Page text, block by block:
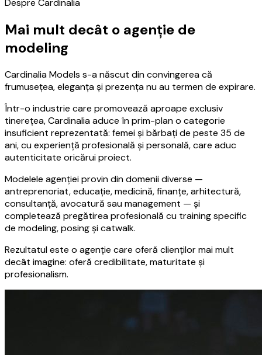
Despre Cardinalia
Mai mult decât o agenție de
modeling
Cardinalia Models s-a născut din convingerea că
frumusețea, eleganța și prezența nu au termen de expirare.
Într-o industrie care promovează aproape exclusiv
tinerețea, Cardinalia aduce în prim-plan o categorie
insuficient reprezentată: femei și bărbați de peste 35 de
ani, cu experiență profesională și personală, care aduc
autenticitate oricărui proiect.
Modelele agenției provin din domenii diverse —
antreprenoriat, educație, medicină, finanțe, arhitectură,
consultanță, avocatură sau management — și
completează pregătirea profesională cu training specific
de modeling, posing și catwalk.
Rezultatul este o agenție care oferă clienților mai mult
decât imagine: oferă credibilitate, maturitate și
profesionalism.